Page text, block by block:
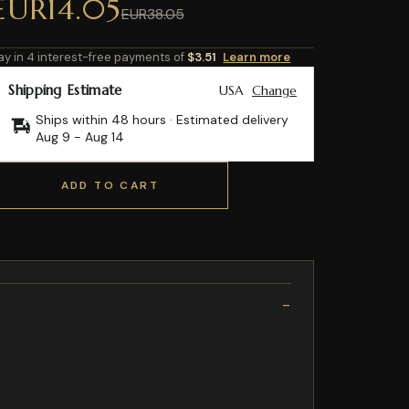
EUR38.05
in 4 interest-free payments of $3.51 Learn more
Shipping Estimate USA Change
Ships within 48 hours · Estimated delivery
Aug 9 -Aug 14
ADD TO CART